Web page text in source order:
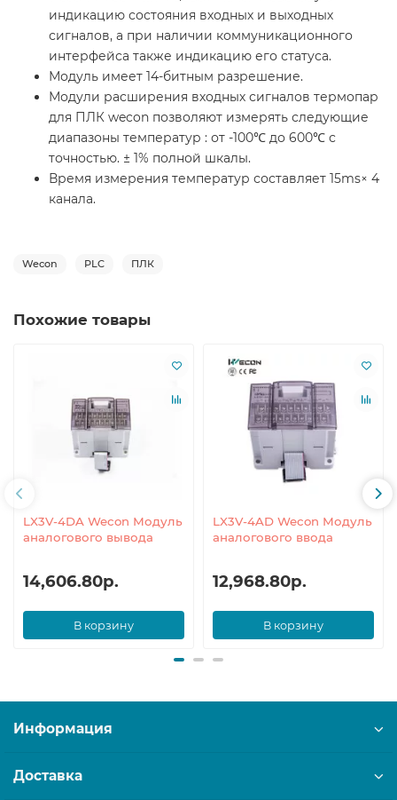
индикацию состояния входных и выходных
сигналов, а при наличии коммуникационного
интерфейса также индикацию его статуса.
Модуль имеет 14-битным разрешение.
Модули расширения входных сигналов термопар
для ПЛК wecon позволяют измерять следующие
диапазоны температур : от -100℃ до 600℃ с
точностью. ± 1% полной шкалы.
Время измерения температур составляет 15ms× 4
канала.
Wecon PLC ПЛК
Похожие товары
LX3V-4DA Wecon Модуль
аналогового вывода
14,606.80р.
В корзину
LX3V-4AD Wecon Модуль
аналогового ввода
12,968.80р.
В корзину
Информация
Доставка